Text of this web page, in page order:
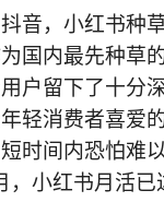
音，小红书种
国内最先种草
户留下了十分
轻消费者喜爱
时间内恐怕难
，小红书月活已